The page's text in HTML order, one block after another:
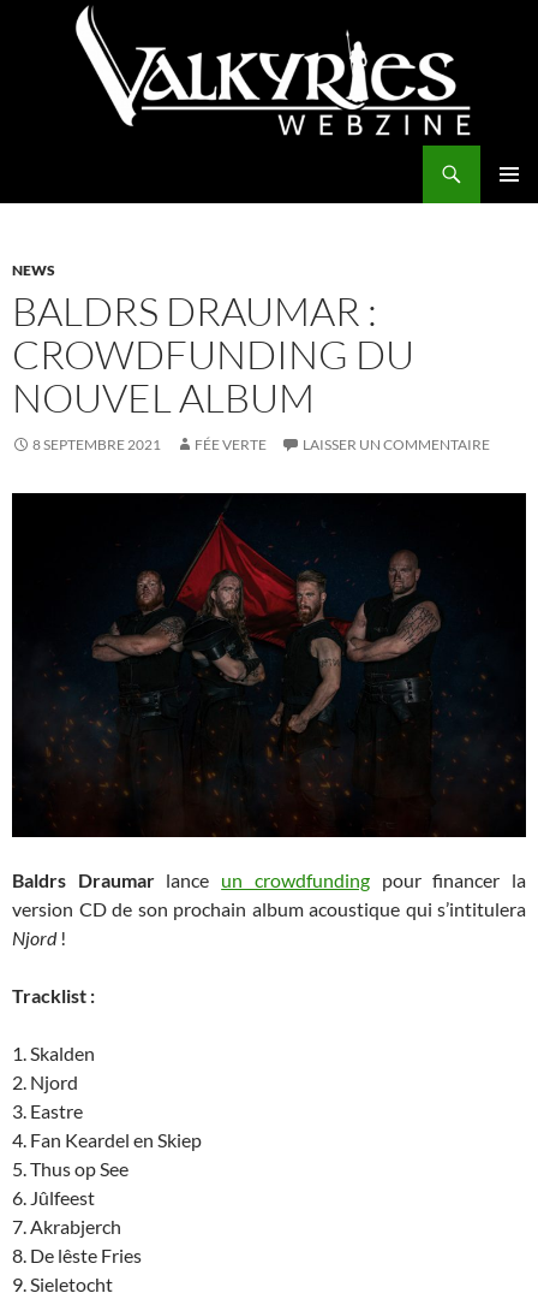
NEWS
BALDRS DRAUMAR :
CROWDFUNDING DU
NOUVEL ALBUM
8 SEPTEMBRE 2021 FÉE VERTE LAISSER UN COMMENTAIRE
Baldrs Draumarlance un crowdfundingpour financer la
version CD de son prochain album acoustique qui s’intitulera
Njord!
Tracklist :
1. Skalden
2. Njord
3. Eastre
4. Fan Keardel en Skiep
5. Thus op See
6. Jûlfeest
7. Akrabjerch
8. De lêste Fries
9. Sieletocht